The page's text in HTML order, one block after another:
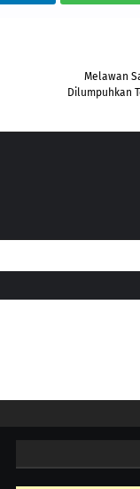
Melawan
Dilumpuhkan